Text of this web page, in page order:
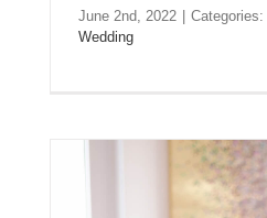
June 2nd, 2022 | Categories:
Wedding